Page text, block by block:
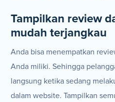
Tampilkan review
mudah terjangkau
Anda bisa menempatkan
Anda miliki. Sehingga
langsung ketika sedang
dalam website. Tampilkan